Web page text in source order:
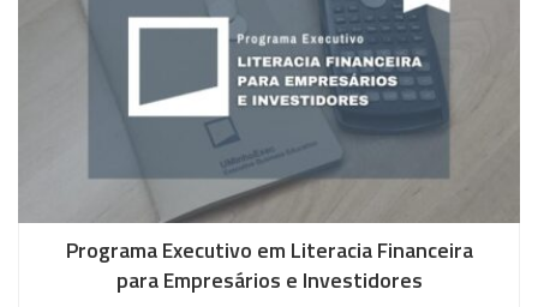
Programa Executivo em Literacia Financeira
para Empresários e Investidores